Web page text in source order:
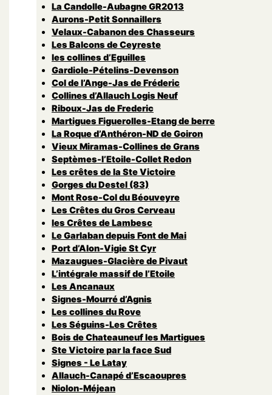
La Candolle-Aubagne GR2013
Aurons-Petit Sonnaillers
Velaux-Cabanon des Chasseurs
Les Balcons de Ceyreste
les collines d’Eguilles
Gardiole-Pételins-Devenson
Col de l’Ange-Jas de Fréderic
Collines d’Allauch Logis Neuf
Riboux-Jas de Frederic
Martigues Figuerolles-Etang de berre
La Roque d’Anthéron-ND de Goiron
Vieux Miramas-Collines de Grans
Septèmes-l’Etoile-Collet Redon
Les crêtes de la Ste Victoire
Gorges du Destel (83)
Mont Rose-Col du Béouveyre
Les Crêtes du Gros Cerveau
les Crêtes de Lambesc
Le Garlaban depuis Font de Mai
Port d’Alon-Vigie St Cyr
Mazaugues-Glacière de Pivaut
L’intégrale massif de l’Etoile
Les Ancanaux
Signes-Mourré d’Agnis
Les collines du Rove
Les Séguins-Les Crêtes
Bois de Chateauneuf les Martigues
Ste Victoire par la face Sud
Signes - Le Latay
Allauch-Canapé d’Escaoupres
Niolon-Méjean